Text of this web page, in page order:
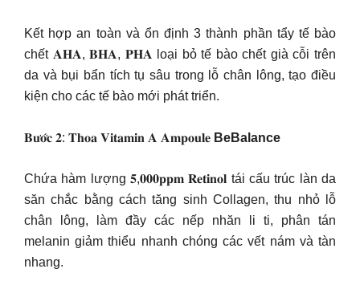
Kết hợp an toàn và ổn định 3 thành phần tẩy tế bào
chết 𝐀𝐇𝐀, 𝐁𝐇𝐀, 𝐏𝐇𝐀 loại bỏ tế bào chết già cỗi trên
da và bụi bẩn tích tụ sâu trong lỗ chân lông, tạo điều
kiện cho các tế bào mới phát triển.
𝐁𝐮̛𝐨̛́𝐜 𝟐: 𝐓𝐡𝐨𝐚 𝐕𝐢𝐭𝐚𝐦𝐢𝐧 𝐀 𝐀𝐦𝐩𝐨𝐮𝐥𝐞 BeBalance
Chứa hàm lượng 𝟓,𝟎𝟎𝟎𝐩𝐩𝐦 𝐑𝐞𝐭𝐢𝐧𝐨𝐥 tái cấu trúc làn da
săn chắc bằng cách tăng sinh Collagen, thu nhỏ lỗ
chân lông, làm đầy các nếp nhăn li ti, phân tán
melanin giảm thiểu nhanh chóng các vết nám và tàn
nhang.